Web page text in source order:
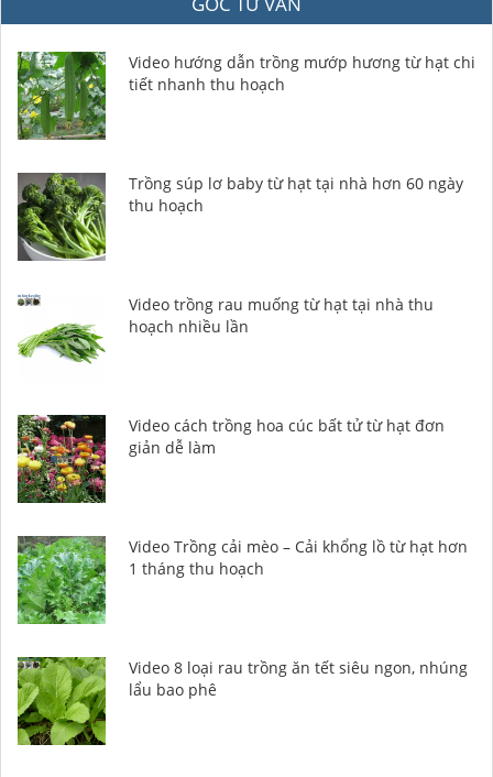
Video hướng dẫn trồng mướp hương từ hạt chi
tiết nhanh thu hoạch
Trồng súp lơ baby từ hạt tại nhà hơn 60 ngày
thu hoạch
Video trồng rau muống từ hạt tại nhà thu
hoạch nhiều lần
Video cách trồng hoa cúc bất tử từ hạt đơn
giản dễ làm
Video Trồng cải mèo – Cải khổng lồ từ hạt hơn
1 tháng thu hoạch
Video 8 loại rau trồng ăn tết siêu ngon, nhúng
lẩu bao phê